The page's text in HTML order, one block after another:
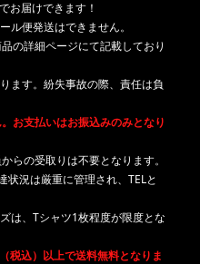
でお届けできます！
ル便発送はできません。
の詳細ページにて記載しており
ます。紛失事故の際、責任は負
お支払いはお振込みのみとなり
らの受取りは不要となります。
状況は厳重に管理され、TELと
は、Tシャツ1枚程度が限度とな
税込）以上で送料無料となりま